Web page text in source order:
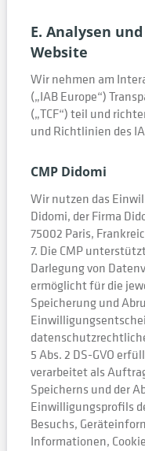
E. Analysen
Website
Wir nehmen am
(„IAB Europe“)
(„TCF“) teil und
und Richtlinien des
CMP Didomi
Wir nutzen das
Didomi, der Firma
75002 Paris,
7. Die CMP
Darlegung von
ermöglicht für die
Speicherung und
5 Abs. 2 DS-GVO
verarbeitet als
Speicherns und der
Einwilligungsprofils
Besuchs,
Informationen,